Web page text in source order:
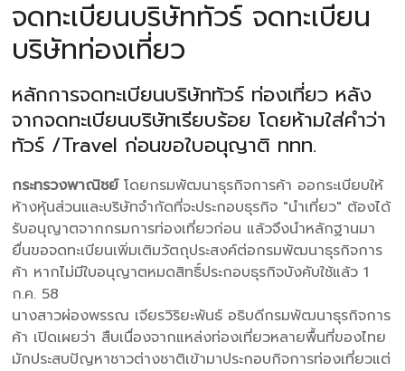
จดทะเบียนบริษัททัวร์ จดทะเบียน
บริษัทท่องเที่ยว
หลักการจดทะเบียนบริษัททัวร์ ท่องเที่ยว หลัง
จากจดทะเบียนบริษัทเรียบร้อย โดยห้ามใส่คำว่า
ทัวร์ /Travel ก่อนขอใบอนุญาติ ททท.
กระทรวงพาณิชย์โดยกรมพัฒนาธุรกิจการค้า ออกระเบียบให้
ห้างหุ้นส่วนและบริษัทจำกัดที่จะประกอบธุรกิจ "นำเที่ยว" ต้องได้
รับอนุญาตจากกรมการท่องเที่ยวก่อน แล้วจึงนำหลักฐานมา
ยื่นขอจดทะเบียนเพิ่มเติมวัตถุประสงค์ต่อกรมพัฒนาธุรกิจการ
ค้า หากไม่มีใบอนุญาตหมดสิทธิ์ประกอบธุรกิจบังคับใช้แล้ว 1
ก.ค. 58
นางสาวผ่องพรรณ เจียรวิริยะพันธ์ อธิบดีกรมพัฒนาธุรกิจการ
ค้า เปิดเผยว่า สืบเนื่องจากแหล่งท่องเที่ยวหลายพื้นที่ของไทย
มักประสบปัญหาชาวต่างชาติเข้ามาประกอบกิจการท่องเที่ยวแต่